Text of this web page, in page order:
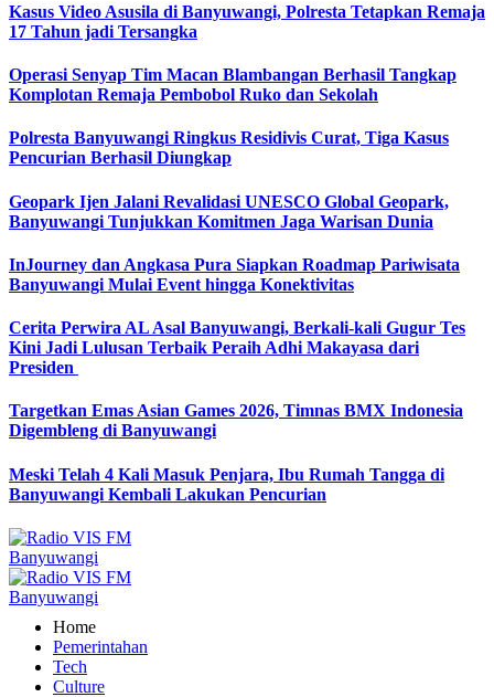
Kasus Video Asusila di Banyuwangi, Polresta Tetapkan Remaja
17 Tahun jadi Tersangka
Operasi Senyap Tim Macan Blambangan Berhasil Tangkap
Komplotan Remaja Pembobol Ruko dan Sekolah
Polresta Banyuwangi Ringkus Residivis Curat, Tiga Kasus
Pencurian Berhasil Diungkap
Geopark Ijen Jalani Revalidasi UNESCO Global Geopark,
Banyuwangi Tunjukkan Komitmen Jaga Warisan Dunia
InJourney dan Angkasa Pura Siapkan Roadmap Pariwisata
Banyuwangi Mulai Event hingga Konektivitas
Cerita Perwira AL Asal Banyuwangi, Berkali-kali Gugur Tes
Kini Jadi Lulusan Terbaik Peraih Adhi Makayasa dari
Presiden
Targetkan Emas Asian Games 2026, Timnas BMX Indonesia
Digembleng di Banyuwangi
Meski Telah 4 Kali Masuk Penjara, Ibu Rumah Tangga di
Banyuwangi Kembali Lakukan Pencurian
Home
Pemerintahan
Tech
Culture